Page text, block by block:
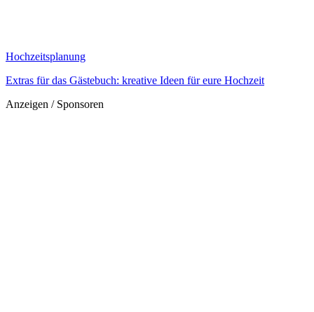
Hochzeitsplanung
Extras für das Gästebuch: kreative Ideen für eure Hochzeit
Anzeigen / Sponsoren